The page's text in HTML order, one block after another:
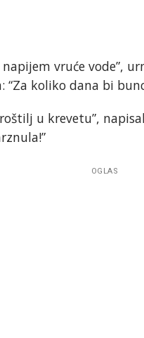
napijem vruće vode”,
koliko dana bi
u krevetu”,
OGLAS